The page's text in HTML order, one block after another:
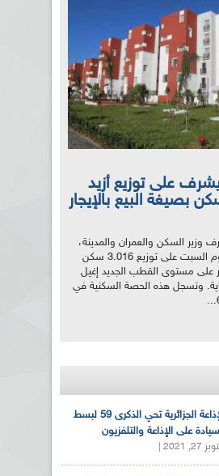
على توزيع أزيد
سكن بصيغة البيع بالإيجار
وزير السكن والعمران والمدينة،
طارق بلعريبي، اليوم السبت على توزيع 3.016 سكن
على مستوى القطب الجديد إغيل
وتسجل هذه الحصة السكنية في
الإذاعة الجزائرية تحي الذكرى 59 لبسط
على الإذاعة والتلفزيون
27, 2021 |